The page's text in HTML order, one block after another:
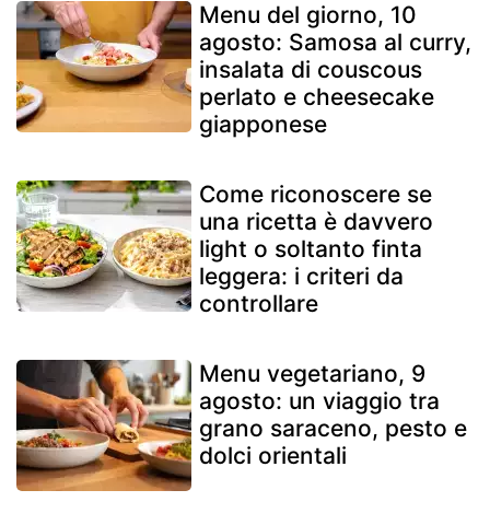
Menu del giorno, 10
agosto: Samosa al curry,
insalata di couscous
perlato e cheesecake
giapponese
Come riconoscere se
una ricetta è davvero
light o soltanto finta
leggera: i criteri da
controllare
Menu vegetariano, 9
agosto: un viaggio tra
grano saraceno, pesto e
dolci orientali